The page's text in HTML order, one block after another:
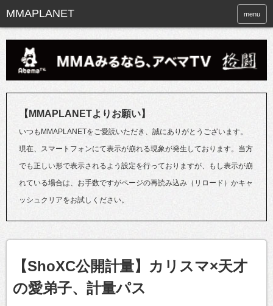
menu
【MMAPLANETよりお願い】
いつもMMAPLANETをご愛読いただき、誠にありがとうございます。
現在、スマートフォンにて表示が崩れる現象が発生しております。当方
でも正しい形で表示されるよう設定を行っておりますが、もし表示が崩
れている場合は、お手数ですがページの再読み込み（リロード）かキャ
ッシュクリアをお試しください。
【ShoXC公開計量】カリスマ×天才
の愛弟子、計量パス